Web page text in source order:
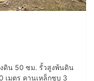
งดิน 50 ซม. รั้วสูงพ้นดิน
เมตร คานเหล็กชุบ 3